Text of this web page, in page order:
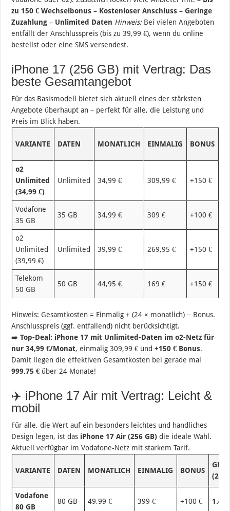
zu 150 € Wechselbonus – Kostenloser Anschluss –Geringe
Zuzahlung – Unlimited Daten Hinweis:Bei vielen Angeboten
entfällt der Anschlusspreis (bis zu 39,99 €), wenn du online
bestellst oder eine SMS versendest.
iPhone 17 (256 GB) mit Vertrag: Das
beste Gesamtangebot
Für das Basismodell bietet sich aktuell eines der stärksten
Angebote überhaupt an – perfekt für alle, die Leistung und
Preis im Blick haben.
VARIANTE DATEN MONATLICH EINMALIG BONUS
o2
Unlimited
(34,99 €)
Unlimited 34,99 € 309,99 € +150 €
Vodafone
35 GB
35 GB 34,99 € 309 € +100 €
o2
Unlimited
(39,99 €)
Unlimited 39,99 € 269,95 € +150 €
Telekom
50 GB
50 GB 44,95 € 169 € +150 €
Hinweis: Gesamtkosten = Einmalig + (24 × monatlich) − Bonus.
Anschlusspreis (ggf. entfallend) nicht berücksichtigt.
➡️Top-Deal: iPhone 17 mit Unlimited-Daten im o2-Netz für
nur 34,99 €/Monat, einmalig 309,99 € und+150 € Bonus.
Damit liegen die effektiven Gesamtkosten bei gerade mal
999,75 € über 24 Monate!
✈️ iPhone 17 Air mit Vertrag: Leicht &
mobil
Für alle, die Wert auf ein besonders leichtes und handliches
Design legen, ist das iPhone 17 Air (256 GB) die ideale Wahl.
Aktuell verfügbar im Vodafone-Netz mit starkem Tarif.
VARIANTE DATEN MONATLICH EINMALIG BONUS
Vodafone
80 GB
80 GB 49,99 € 399 € +100 €